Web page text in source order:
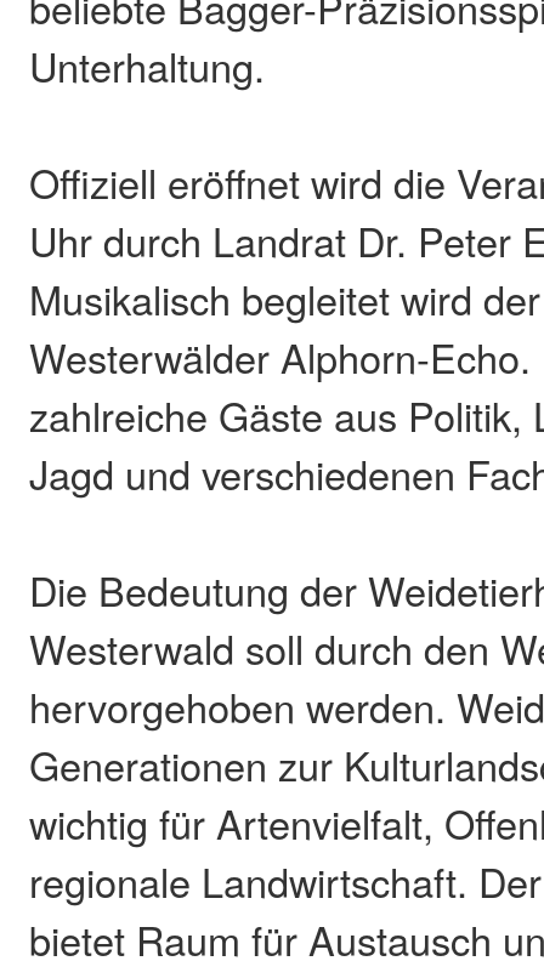
Unterhaltung.
Offiziell eröffnet wird die
Uhr durch Landrat Dr. Peter
Musikalisch begleitet wird
Westerwälder Alphorn-
zahlreiche Gäste aus Politik,
Jagd und verschiedenen
Die Bedeutung der
Westerwald soll durch den
hervorgehoben werden.
Generationen zur
wichtig für Artenvielfalt,
regionale Landwirtschaft.
bietet Raum für Austausch